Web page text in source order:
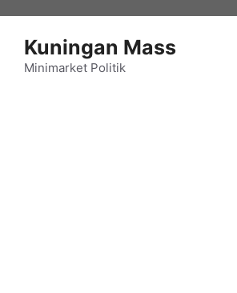
Kuningan Mass
Minimarket Politik